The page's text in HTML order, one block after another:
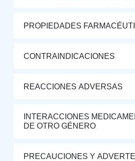
PROPIEDADES
CONTRAINDICACIONES
REACCIONES ADVERSAS
INTERACCIONES
DE OTRO GÉNERO
PRECAUCIONES Y